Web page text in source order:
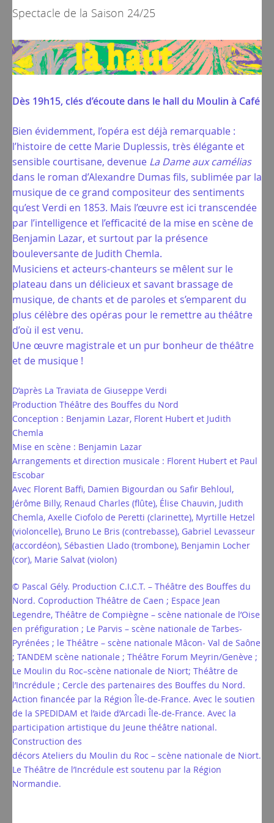
Spectacle de la Saison 24/25
Dès 19h15, clés d’écoute dans le hall du Moulin à Café
Bien évidemment, l’opéra est déjà remarquable :
l’histoire de cette Marie Duplessis, très élégante et
sensible courtisane, devenue La Dame aux camélias
dans le roman d’Alexandre Dumas fils, sublimée par la
musique de ce grand compositeur des sentiments
qu’est Verdi en 1853. Mais l’œuvre est ici transcendée
par l’intelligence et l’efficacité de la mise en scène de
Benjamin Lazar, et surtout par la présence
bouleversante de Judith Chemla.
Musiciens et acteurs-chanteurs se mêlent sur le
plateau dans un délicieux et savant brassage de
musique, de chants et de paroles et s’emparent du
plus célèbre des opéras pour le remettre au théâtre
d’où il est venu.
Une œuvre magistrale et un pur bonheur de théâtre
et de musique !
D’après La Traviata de Giuseppe Verdi
Production Théâtre des Bouffes du Nord
Conception : Benjamin Lazar, Florent Hubert et Judith
Chemla
Mise en scène : Benjamin Lazar
Arrangements et direction musicale : Florent Hubert et Paul
Escobar
Avec Florent Baffi, Damien Bigourdan ou Safir Behloul,
Jérôme Billy, Renaud Charles (flûte), Élise Chauvin, Judith
Chemla, Axelle Ciofolo de Peretti (clarinette), Myrtille Hetzel
(violoncelle), Bruno Le Bris (contrebasse), Gabriel Levasseur
(accordéon), Sébastien Llado (trombone), Benjamin Locher
(cor), Marie Salvat (violon)
© Pascal Gély. Production C.I.C.T. – Théâtre des Bouffes du
Nord. Coproduction Théâtre de Caen ; Espace Jean
Legendre, Théâtre de Compiègne – scène nationale de l’Oise
en préfiguration ; Le Parvis – scène nationale de Tarbes-
Pyrénées ; le Théâtre – scène nationale Mâcon- Val de Saône
; TANDEM scène nationale ; Théâtre Forum Meyrin/Genève ;
Le Moulin du Roc–scène nationale de Niort; Théâtre de
l’Incrédule ; Cercle des partenaires des Bouffes du Nord.
Action financée par la Région Île-de-France. Avec le soutien
de la SPEDIDAM et l’aide d’Arcadi Île-de-France. Avec la
participation artistique du Jeune théâtre national.
Construction des
décors Ateliers du Moulin du Roc – scène nationale de Niort.
Le Théâtre de l’Incrédule est soutenu par la Région
Normandie.